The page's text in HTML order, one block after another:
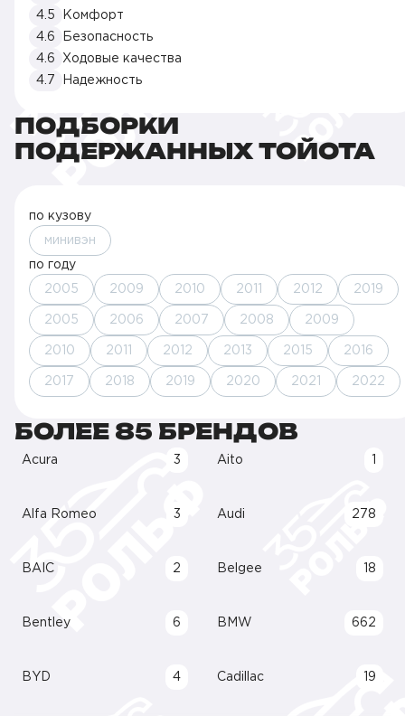
4.5
Комфорт
4.6
Безопасность
4.6
Ходовые качества
4.7
Надежность
ПОДБОРКИ
ПОДЕРЖАННЫХ ТОЙОТА
по кузову
минивэн
по году
2005 2009 2010 2011 2012 2019
2005 2006 2007 2008 2009
2010 2011 2012 2013 2015 2016
2017 2018 2019 2020 2021 2022
БОЛЕЕ 85 БРЕНДОВ
Acura 3 Aito
Alfa Romeo 3 Audi 278
BAIC 2 Belgee 18
Bentley 6 BMW 662
BYD 4 Cadillac 19